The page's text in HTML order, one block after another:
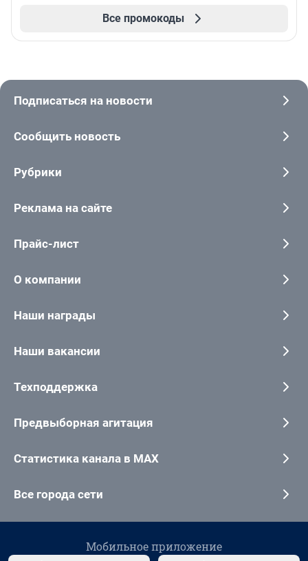
Все промокоды
Подписаться на новости
Сообщить новость
Рубрики
Реклама на сайте
Прайс-лист
О компании
Наши награды
Наши вакансии
Техподдержка
Предвыборная агитация
Статистика канала в MAX
Все города сети
Мобильное приложение